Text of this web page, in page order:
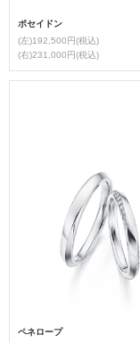
ポセイドン
(左)192,500円(税込)
(右)231,000円(税込)
ペネロープ